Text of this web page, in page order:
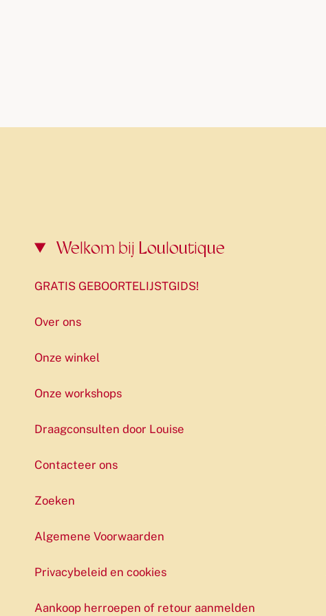
Welkom bij Louloutique
GRATIS GEBOORTELIJSTGIDS!
Over ons
Onze winkel
Onze workshops
Draagconsulten door Louise
Contacteer ons
Zoeken
Algemene Voorwaarden
Privacybeleid en cookies
Aankoop herroepen of retour aanmelden